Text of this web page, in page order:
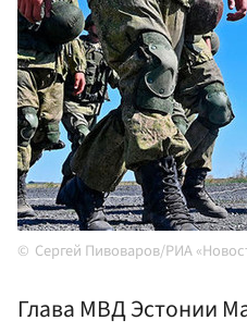
Сергей Пивоваров/РИА
Глава МВД Эстонии